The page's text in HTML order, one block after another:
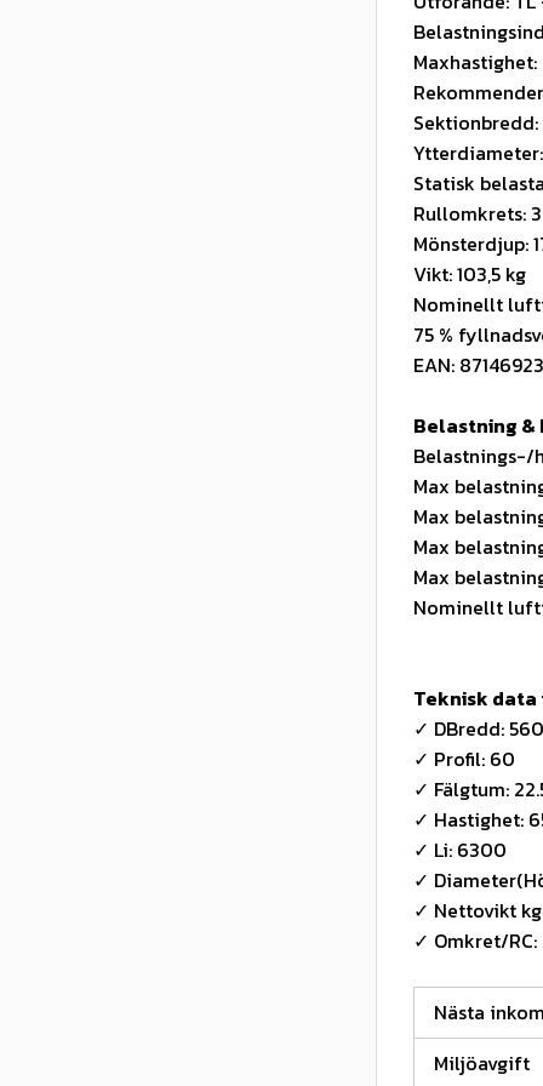
Sektionbredd:
Ytterdiameter:
Statisk
Rullomkrets:
Mönsterdjup:
Vikt: 103,5 kg
Nominellt
75 %
EAN:
Belastning
Belastnings-/
Max
Max
Max
Max
Nominellt
Teknisk
✓ DBredd: 560
✓ Profil: 60
✓ Fälgtum:
✓ Hastighet:
✓ Li: 6300
✓
✓ Nettovikt kg:
✓ Omkret/
Nästa
Miljöavgift